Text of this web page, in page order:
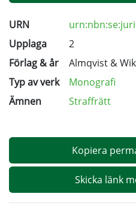
URN
Upplaga
2
Förlag & år
Almqvist &
Typ av verk
Monografi
Ämnen
Straffrätt
Kopiera
Skicka länk